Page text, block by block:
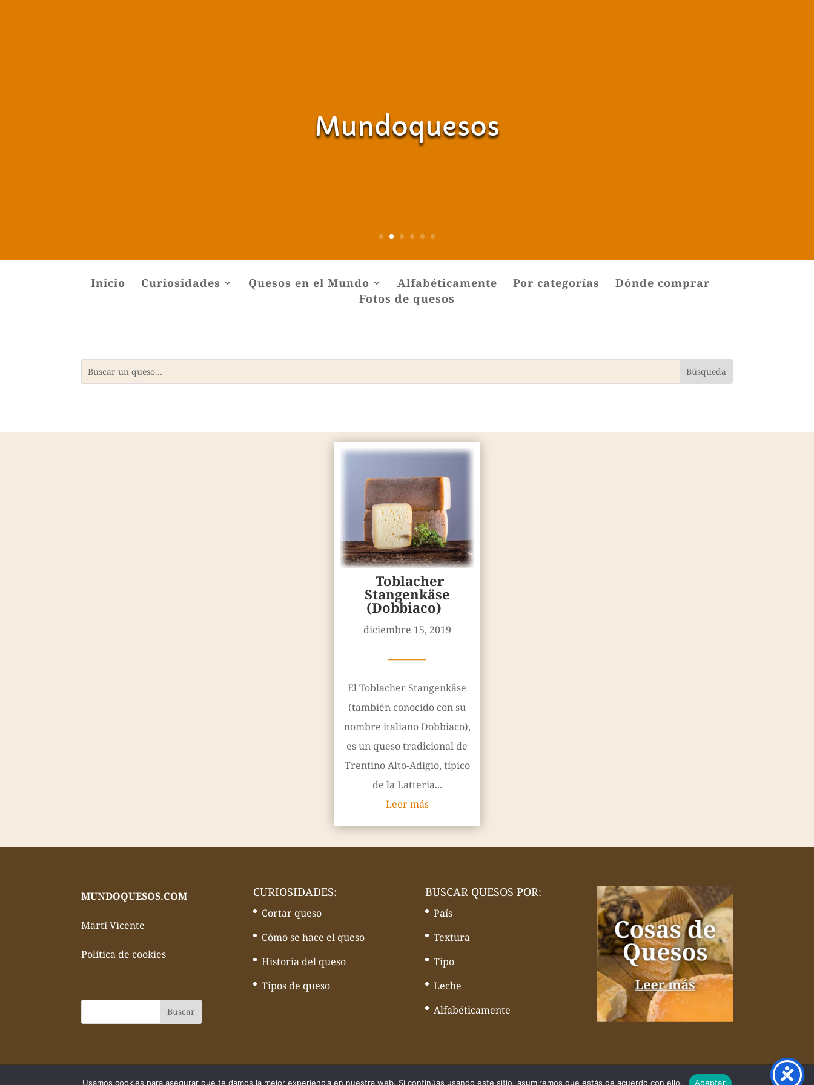
Mundoquesos
Inicio Curiosidades Quesos en el Mundo Alfabéticamente Por categorías
Dónde comprar
Fotos de quesos
Toblacher
Stangenkäse
(Dobbiaco)
diciembre 15, 2019
————
El Toblacher Stangenkäse
(también conocido con su
nombre italiano Dobbiaco),
es un queso tradicional de
Trentino Alto-Adigio, típico
de la Latteria...
Leer más
MUNDOQUESOS.COM
Martí Vicente
Política de cookies
CURIOSIDADES:
Cortar queso
Cómo se hace el queso
Historia del queso
Tipos de queso
BUSCAR QUESOS POR:
País
Textura
Tipo
Leche
Alfabéticamente
Usamos cookies para asegurar que te damos la mejor experiencia en nuestra web. Si continúas usando este sitio, asumiremos que estás de acuerdo con ello. Aceptar